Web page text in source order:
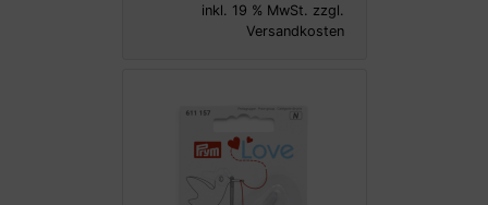
inkl. 19 % MwSt. zzgl.
Versandkosten